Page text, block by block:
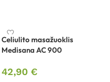
Celiulito masažuoklis
Medisana AC 900
42,90 €